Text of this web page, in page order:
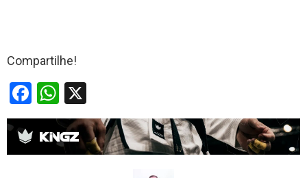
Compartilhe!
F
a
ce
b
W
h
at
s